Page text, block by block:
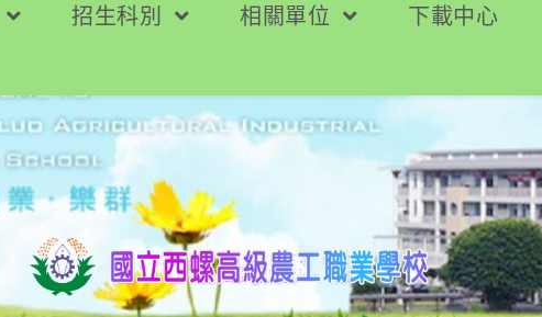
招生科別 相關單位 下載中心